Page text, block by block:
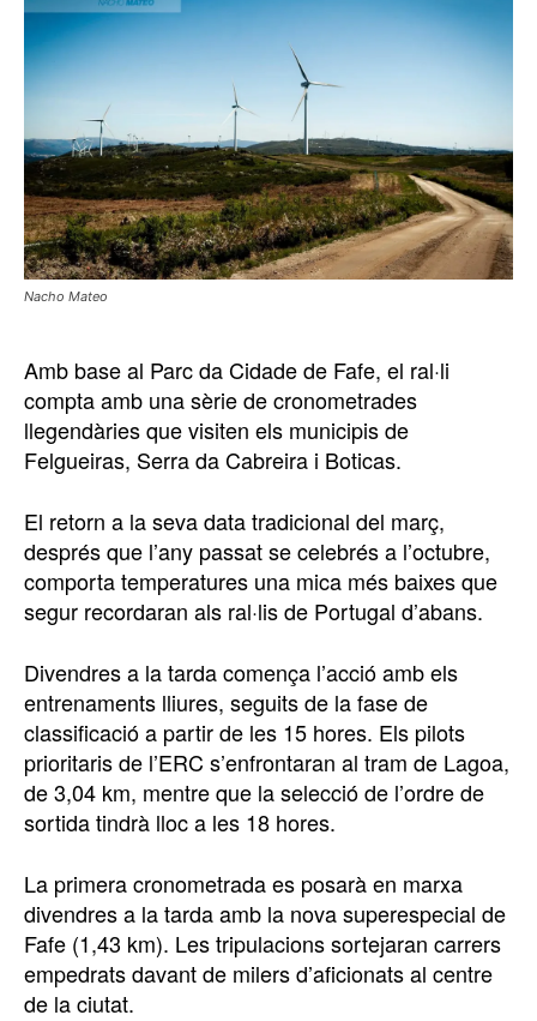
Nacho Mateo
Amb base al Parc da Cidade de Fafe, el ral·li
compta amb una sèrie de cronometrades
llegendàries que visiten els municipis de
Felgueiras, Serra da Cabreira i Boticas.
El retorn a la seva data tradicional del març,
després que l’any passat se celebrés a l’octubre,
comporta temperatures una mica més baixes que
segur recordaran als ral·lis de Portugal d’abans.
Divendres a la tarda comença l’acció amb els
entrenaments lliures, seguits de la fase de
classificació a partir de les 15 hores. Els pilots
prioritaris de l’ERC s’enfrontaran al tram de Lagoa,
de 3,04 km, mentre que la selecció de l’ordre de
sortida tindrà lloc a les 18 hores.
La primera cronometrada es posarà en marxa
divendres a la tarda amb la nova superespecial de
Fafe (1,43 km). Les tripulacions sortejaran carrers
empedrats davant de milers d’aficionats al centre
de la ciutat.